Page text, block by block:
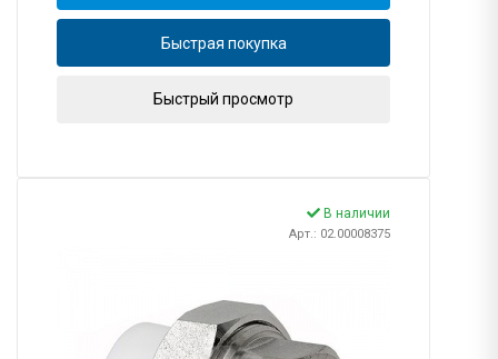
Быстрая покупка
Быстрый просмотр
В наличии
Арт.: 02.00008375